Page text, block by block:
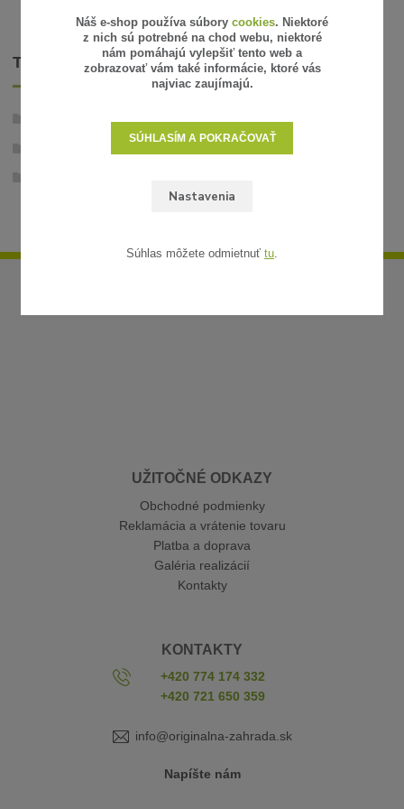
TOVAR ZARADENÝ V KATEGÓRIÁCH
Záhradné osvetlenie - 12V
UŽITOČNÉ ODKAZY
Obchodné podmienky
Reklamácia a vrátenie tovaru
Platba a doprava
Galéria realizácií
Kontakty
KONTAKTY
+420 774 174 332
+420 721 650 359
info@originalna-zahrada.sk
Napíšte nám
Náš e-shop používa súbory cookies. Niektoré
z nich sú potrebné na chod webu, niektoré
nám pomáhajú vylepšiť tento web a
zobrazovať vám také informácie, ktoré vás
najviac zaujímajú.
Nastavenia
SÚHLASÍM A POKRAČOVAŤ
Súhlas môžete odmietnuť tu.